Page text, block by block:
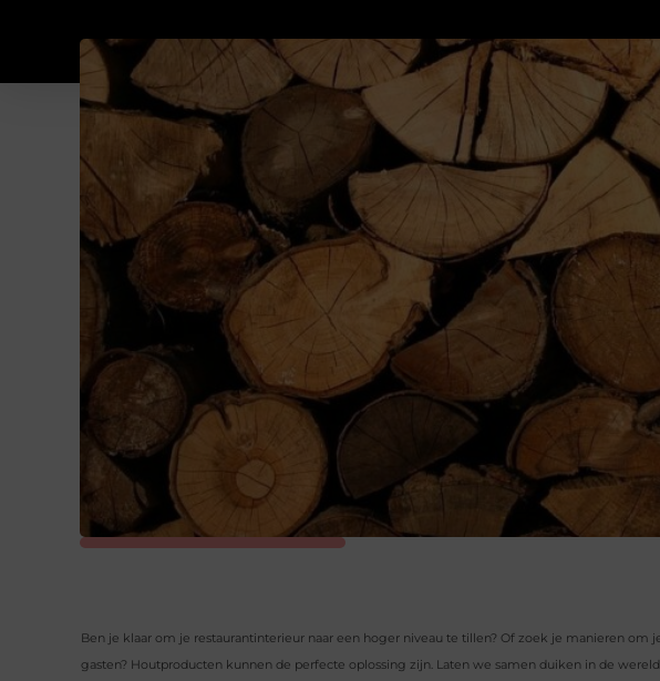
Ben je klaar om je restaurantinterieur naar een hoger niveau te tillen? Of zoek je manieren
gasten? Houtproducten kunnen de perfecte oplossing zijn. Laten we samen duiken in de